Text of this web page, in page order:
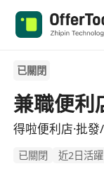
已關閉
兼職便利
得啦便利店·批發
已關閉 近2日活躍